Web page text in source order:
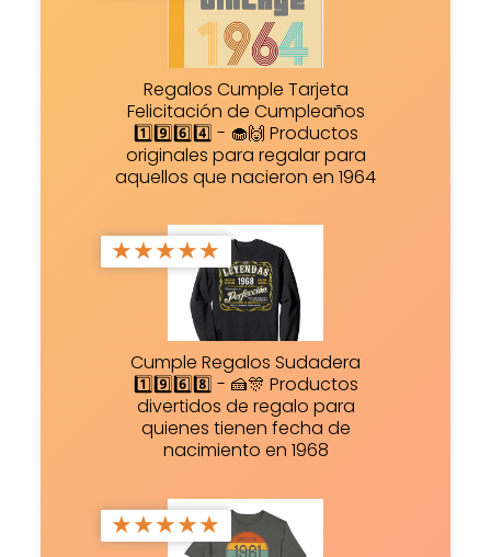
Regalos Cumple Tarjeta
Felicitación de Cumpleaños
1️⃣9️⃣6️⃣4️⃣ - 🧁🙌 Productos
originales para regalar para
aquellos que nacieron en 1964
★★★★★
Cumple Regalos Sudadera
1️⃣9️⃣6️⃣8️⃣ - 🍰🎊 Productos
divertidos de regalo para
quienes tienen fecha de
nacimiento en 1968
★★★★★